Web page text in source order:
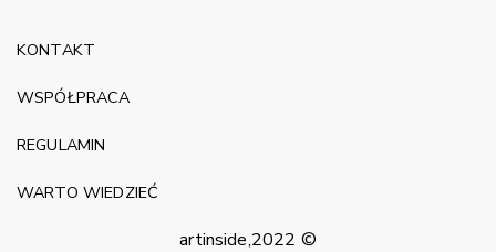
artinside,2022 ©
KONTAKT
WSPÓŁPRACA
REGULAMIN
WARTO WIEDZIEĆ